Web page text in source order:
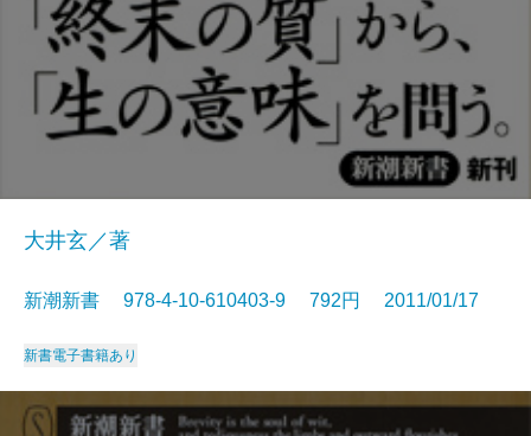
大井玄／著
新潮新書 978-4-10-610403-9 792円 2011/01/17
新書電子書籍あり